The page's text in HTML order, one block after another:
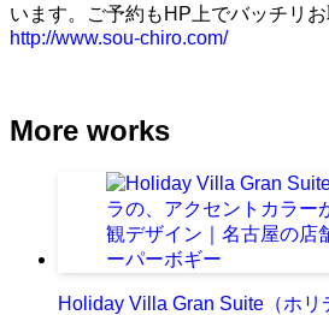
います。ご予約もHP上でバッチリお
http://www.sou-chiro.com/
More works
Holiday Villa Gran Suite（ホリ